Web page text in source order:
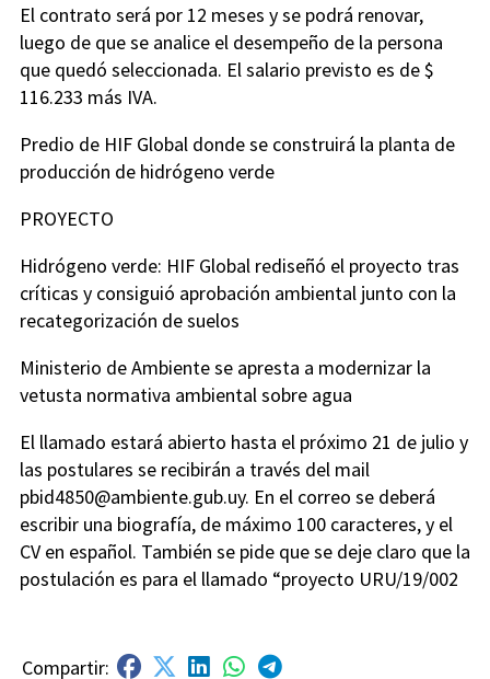
El contrato será por 12 meses y se podrá renovar,
luego de que se analice el desempeño de la persona
que quedó seleccionada. El salario previsto es de $
116.233 más IVA.
Predio de HIF Global donde se construirá la planta de
producción de hidrógeno verde
PROYECTO
Hidrógeno verde: HIF Global rediseñó el proyecto tras
críticas y consiguió aprobación ambiental junto con la
recategorización de suelos
Ministerio de Ambiente se apresta a modernizar la
vetusta normativa ambiental sobre agua
El llamado estará abierto hasta el próximo 21 de julio y
las postulares se recibirán a través del mail
pbid4850@ambiente.gub.uy. En el correo se deberá
escribir una biografía, de máximo 100 caracteres, y el
CV en español. También se pide que se deje claro que la
postulación es para el llamado “proyecto URU/19/002